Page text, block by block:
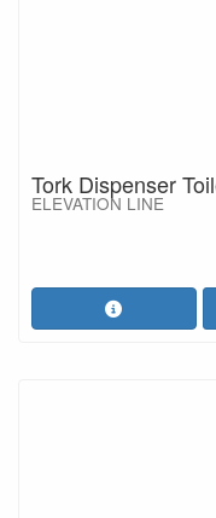
Tork Dispenser
ELEVATION LINE